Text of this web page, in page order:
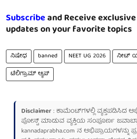
Subscribeand Receive
updates on your favorite topics
ನಿಷೇಧ banned NEET UG 2026 ನೀಟ್
ಟೆಲಿಗ್ರಾಮ್ ಆ್ಯಪ್
Disclaimer: ಕಾಮೆಂಟ್‌ಗಳಲ್ಲಿ ವ್ಯಕ್ತಪಡಿಸಿದ
ಪೋಸ್ಟ್ ಮಾಡುವ ವ್ಯಕ್ತಿಯ ಸಂಪೂರ್ಣ
kannadaprabha.com ನ ಅಭಿಪ್ರಾಯಗಳನ್ನು